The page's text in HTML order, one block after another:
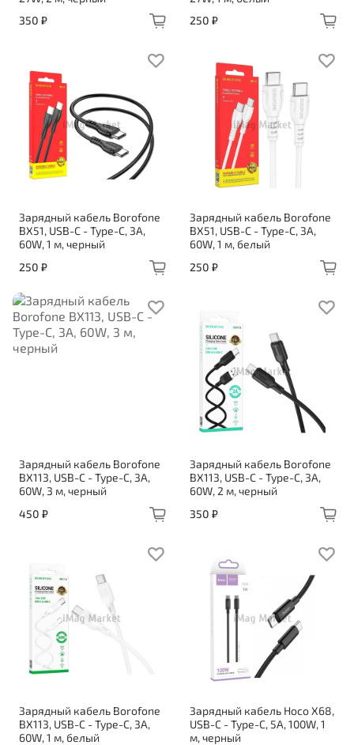
350 ₽
250 ₽
Зарядный кабель Borofone
BX51, USB-C - Type-C, 3A,
60W, 1 м, черный
250 ₽
Зарядный кабель Borofone
BX51, USB-C - Type-C, 3A,
60W, 1 м, белый
250 ₽
Зарядный кабель Borofone
BX113, USB-C - Type-C, 3A,
60W, 3 м, черный
450 ₽
Зарядный кабель Borofone
BX113, USB-C - Type-C, 3A,
60W, 2 м, черный
350 ₽
Зарядный кабель Borofone
BX113, USB-C - Type-C, 3A,
60W, 1 м, белый
Зарядный кабель Hoco X68,
USB-C - Type-C, 5A, 100W, 1
м, черный